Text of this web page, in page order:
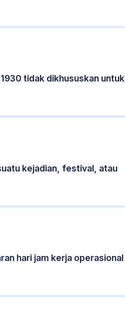
tidak dikhususkan untuk
kejadian, festival, atau
hari jam kerja operasional